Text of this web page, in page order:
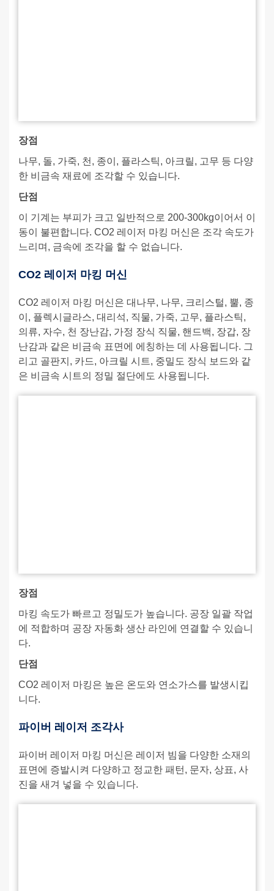
장점
나무, 돌, 가죽, 천, 종이, 플라스틱, 아크릴, 고무 등 다양
한 비금속 재료에 조각할 수 있습니다.
단점
이 기계는 부피가 크고 일반적으로 200-300kg이어서 이
동이 불편합니다. CO2 레이저 마킹 머신은 조각 속도가
느리며, 금속에 조각을 할 수 없습니다.
CO2 레이저 마킹 머신
CO2 레이저 마킹 머신은 대나무, 나무, 크리스털, 뿔, 종
이, 플렉시글라스, 대리석, 직물, 가죽, 고무, 플라스틱,
의류, 자수, 천 장난감, 가정 장식 직물, 핸드백, 장갑, 장
난감과 같은 비금속 표면에 에칭하는 데 사용됩니다. 그
리고 골판지, 카드, 아크릴 시트, 중밀도 장식 보드와 같
은 비금속 시트의 정밀 절단에도 사용됩니다.
장점
마킹 속도가 빠르고 정밀도가 높습니다. 공장 일괄 작업
에 적합하며 공장 자동화 생산 라인에 연결할 수 있습니
다.
단점
CO2 레이저 마킹은 높은 온도와 연소가스를 발생시킵
니다.
파이버 레이저 조각사
파이버 레이저 마킹 머신은 레이저 빔을 다양한 소재의
표면에 증발시켜 다양하고 정교한 패턴, 문자, 상표, 사
진을 새겨 넣을 수 있습니다.